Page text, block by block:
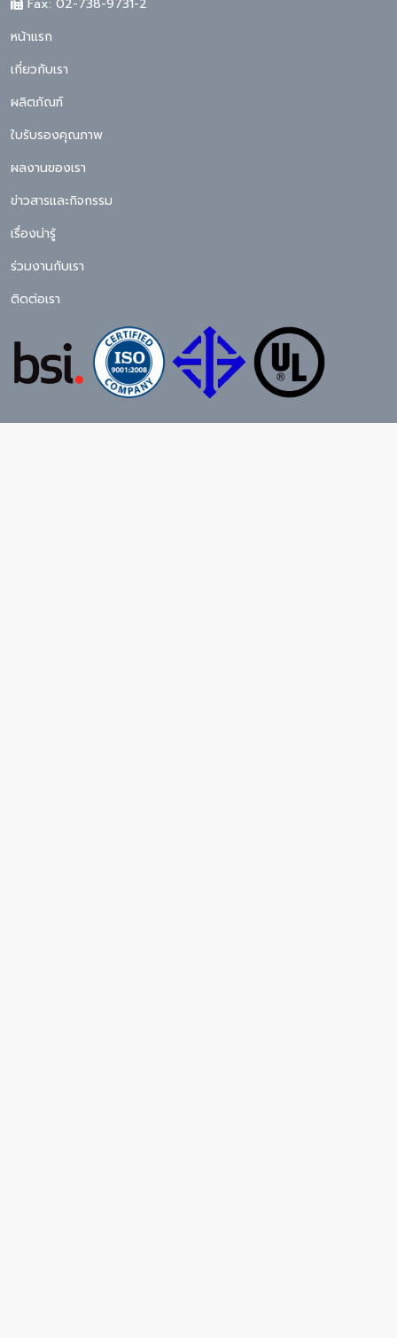
Fax: 02-738-9731-2
หน้าแรก
เกี่ยวกับเรา
ผลิตภัณฑ์
ใบรับรองคุณภาพ
ผลงานของเรา
ข่าวสารและกิจกรรม
เรื่องน่ารู้
ร่วมงานกับเรา
ติดต่อเรา